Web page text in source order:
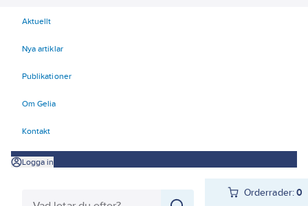
Aktuellt
Nya artiklar
Publikationer
Om Gelia
Kontakt
Logga in
Orderrader:0